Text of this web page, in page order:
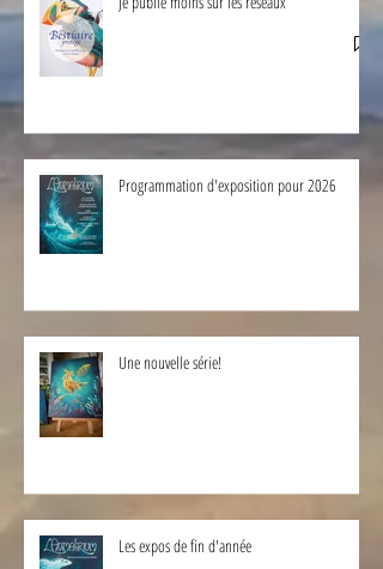
Programmation d'exposition pour 2026
Une nouvelle série!
Les expos de fin d'année